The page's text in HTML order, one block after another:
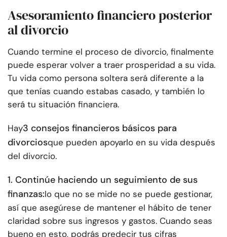
Asesoramiento financiero posterior
al divorcio
Cuando termine el proceso de divorcio, finalmente
puede esperar volver a traer prosperidad a su vida.
Tu vida como persona soltera será diferente a la
que tenías cuando estabas casado, y también lo
será tu situación financiera.
Hay3 consejos financieros básicos para
divorciosque pueden apoyarlo en su vida después
del divorcio.
1. Continúe haciendo un seguimiento de sus
finanzas:lo que no se mide no se puede gestionar,
así que asegúrese de mantener el hábito de tener
claridad sobre sus ingresos y gastos. Cuando seas
bueno en esto, podrás predecir tus cifras